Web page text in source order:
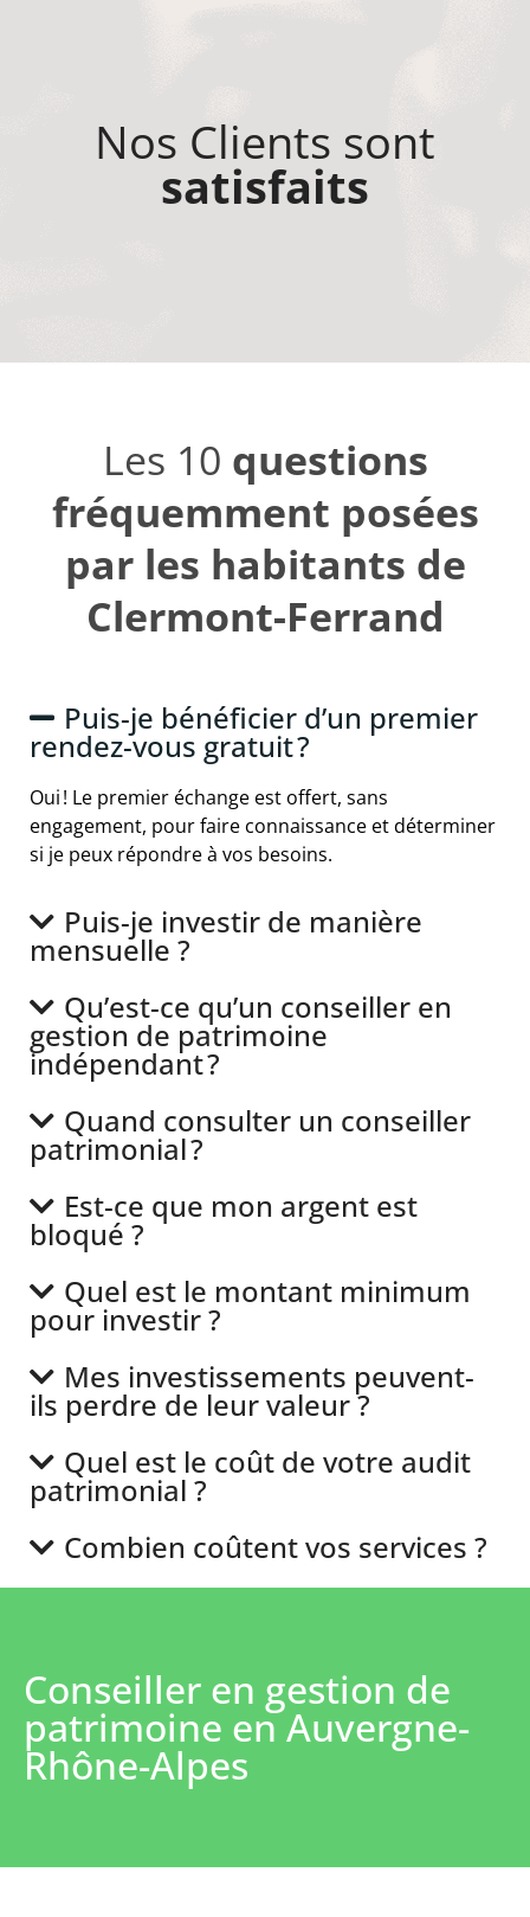
Nos Clients sont
satisfaits
Les 10 questions
fréquemment posées
par les habitants de
Clermont-Ferrand
Puis-je bénéficier d’un premier
rendez-vous gratuit ?
Oui ! Le premier échange est offert, sans
engagement, pour faire connaissance et déterminer
si je peux répondre à vos besoins.
Puis-je investir de manière
mensuelle ?
Qu’est-ce qu’un conseiller en
gestion de patrimoine
indépendant ?
Quand consulter un conseiller
patrimonial ?
Est-ce que mon argent est
bloqué ?
Quel est le montant minimum
pour investir ?
Mes investissements peuvent-
ils perdre de leur valeur ?
Quel est le coût de votre audit
patrimonial ?
Combien coûtent vos services ?
Conseiller en gestion de
patrimoine en Auvergne-
Rhône-Alpes